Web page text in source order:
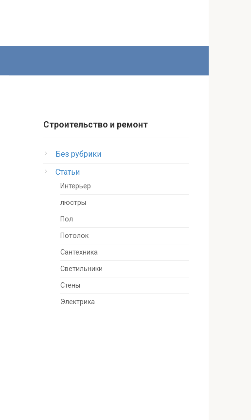
Строительство и ремонт
Без рубрики
Статьи
Интерьер
люстры
Пол
Потолок
Сантехника
Светильники
Стены
Электрика